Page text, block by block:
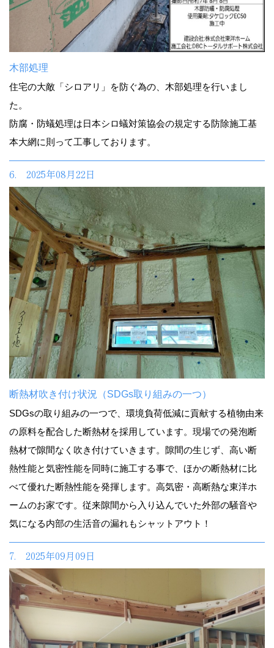
木部処理
住宅の大敵「シロアリ」を防ぐ為の、木部処理を行いまし
た。
防腐・防蟻処理は日本シロ蟻対策協会の規定する防除施工基
本大網に則って工事しております。
6. 2025年08月22日
断熱材吹き付け状況（SDGs取り組みの一つ）
SDGsの取り組みの一つで、環境負荷低減に貢献する植物由来
の原料を配合した断熱材を採用しています。現場での発泡断
熱材で隙間なく吹き付けていきます。隙間の生じず、高い断
熱性能と気密性能を同時に施工する事で、ほかの断熱材に比
べて優れた断熱性能を発揮します。高気密・高断熱な東洋ホ
ームのお家です。従来隙間から入り込んでいた外部の騒音や
気になる内部の生活音の漏れもシャットアウト！
7. 2025年09月09日